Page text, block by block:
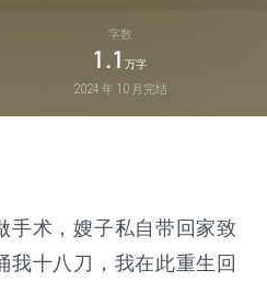
字数
1.1万字
2024 年 10 月完结
手术，嫂子私自带回家致
我十八刀，我在此重生回